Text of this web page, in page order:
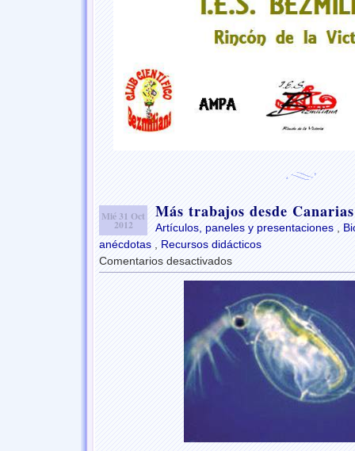
Mié 31 Oct
2012
Más trabajos desde Canarias
Artículos, paneles y presentaciones ,
anécdotas , Recursos didácticos
Comentarios desactivadosen
Más
desde
Canarias